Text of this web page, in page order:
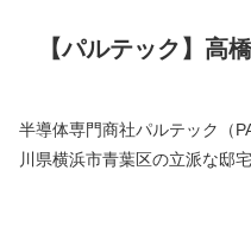
【パルテック】高
半導体専門商社パルテック（
川県横浜市青葉区の立派な邸宅